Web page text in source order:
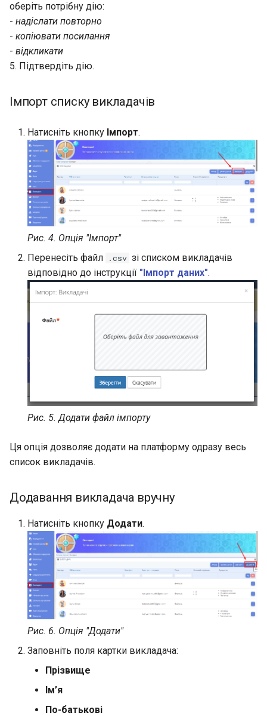
оберіть потрібну дію:
- надіслати повторно
- копіювати посилання
- відкликати
5. Підтвердіть дію.
Імпорт списку викладачів
Натисніть кнопку Імпорт.
Рис. 4. Опція "Імпорт"
Перенесіть файл
.csv зі списком викладачів
відповідно до інструкції "Імпорт даних".
Рис. 5. Додати файл імпорту
Ця опція дозволяє додати на платформу одразу весь
список викладачів.
Додавання викладача вручну
Натисніть кнопку Додати.
Рис. 6. Опція "Додати"
Заповніть поля картки викладача:
Прізвище
Ім’я
По-батькові